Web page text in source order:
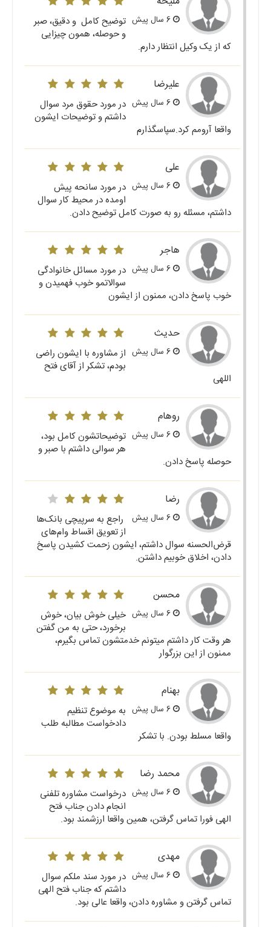
توضیح کامل و دقیق، صبر
و حوصله، همون چیزایی
که از یک وکیل انتظار دارم.
علیرضا
در مورد حقوق مرد سوال
داشتم و توضیحات ایشون
واقعا آرومم کرد.سپاسگذارم
علی
در مورد سانحه پیش
اومده در محیط کار سوال
داشتم، مسئله رو به صورت کامل توضیح دادن.
هاجر
در مورد مسائل خانوادگی
سوالاتمو خوب فهمیدن و
خوب پاسخ دادن، ممنون از ایشون
حدیث
از مشاوره با ایشون راضی
بودم، تشکر از آقای فتح
اللهی
روهام
توضیحاتشون کامل بود،
هر سوالی داشتم با صبر و
حوصله پاسخ دادن.
رضا
راجع به سرپیچی بانک‌ها
از تعویق اقساط وام‌های
قرض‌الحسنه سوال داشتم، ایشون زحمت کشیدن پاسخ
دادن، اخلاق خوبیم داشتن.
محسن
خیلی خوش بیان، خوش
برخورد، حتی به من گفتن
هر وقت کار داشتم میتونم خدمتشون تماس بگیرم،
ممنون از این بزرگوار
بهنام
به موضوع تنظیم
دادخواست مطالبه طلب
واقعا مسلط بودن. با تشکر
محمد رضا
درخواست مشاوره تلفنی
انجام دادن جناب فتح
الهی فورا تماس گرفتن، همین واقعا ارزشمند بود.
مهدی
در مورد سند ملکم سوال
داشتم که جناب فتح الهی
تماس گرفتن و مشاوره دادن، واقعا عالی بود.